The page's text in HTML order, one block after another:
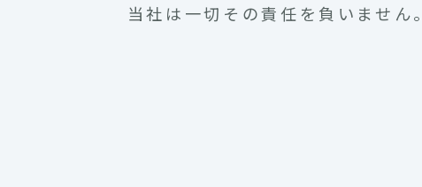
当社は一切その責任を負いません。